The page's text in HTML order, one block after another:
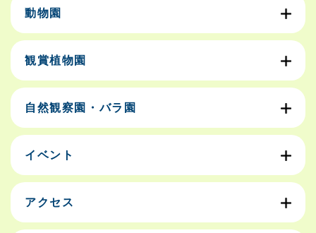
動物園
観賞植物園
自然観察園・バラ園
イベント
アクセス